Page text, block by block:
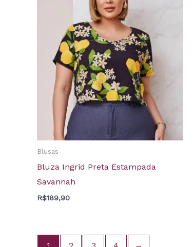
Blusas
Bluza Ingrid Preta Estampada
Savannah
R$189,90